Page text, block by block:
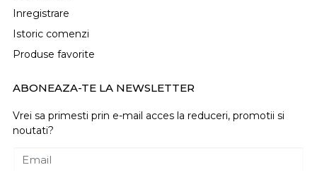
Inregistrare
Istoric comenzi
Produse favorite
ABONEAZA-TE LA NEWSLETTER
Vrei sa primesti prin e-mail acces la reduceri, promotii si
noutati?
Email